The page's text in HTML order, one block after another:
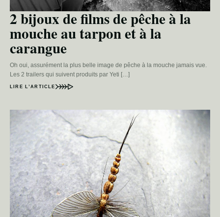
2 bijoux de films de pêche à la
mouche au tarpon et à la
carangue
Oh oui, assurément la plus belle image de pêche à la mouche jamais vue.
Les 2 trailers qui suivent produits par Yeti […]
LIRE L’ARTICLE